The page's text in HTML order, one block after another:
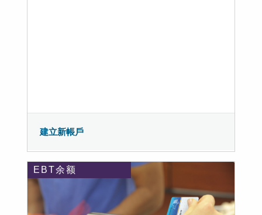
建立新帳戶
EBT余额